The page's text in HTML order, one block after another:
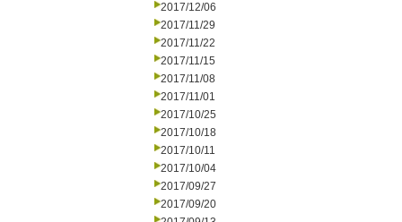
2017/12/06
2017/11/29
2017/11/22
2017/11/15
2017/11/08
2017/11/01
2017/10/25
2017/10/18
2017/10/11
2017/10/04
2017/09/27
2017/09/20